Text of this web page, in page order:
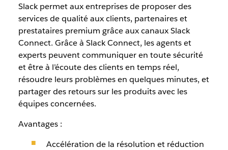
Slack permet aux entreprises de proposer des
services de qualité aux clients, partenaires et
prestataires premium grâce aux canaux Slack
Connect. Grâce à Slack Connect, les agents et
experts peuvent communiquer en toute sécurité
et être à l’écoute des clients en temps réel,
résoudre leurs problèmes en quelques minutes, et
partager des retours sur les produits avec les
équipes concernées.
Avantages :
Accélération de la résolution et réduction